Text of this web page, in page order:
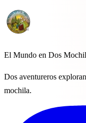
El Mundo en Dos
Dos aventureros
mochila.